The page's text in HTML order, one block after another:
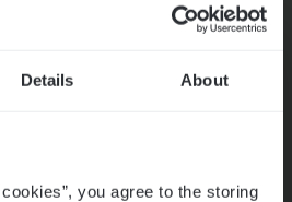
Details About
you agree to the storing
en Aurélie elkaar
dossiers én droge